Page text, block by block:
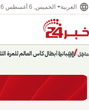
language العربية الخميس, 6 أغسطس 2026
عاجل/
إسبانيا أبطال كأس العالم للمرة
حديث الساعة: سيناريوهات قادمة
chevron_right
pause
chevron_left